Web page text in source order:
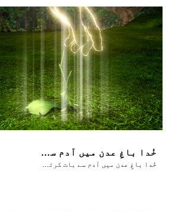
خُدا باغِ عدن میں آدم سے بات کرتا ہے
خُدا باغِ عدن میں آدم سے بات کرتا ہے